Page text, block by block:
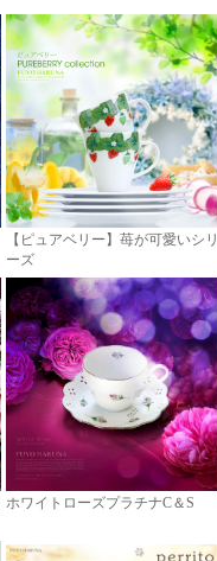
【ピュアベリー】苺が可愛いシリ
ーズ
ホワイトローズプラチナC＆S